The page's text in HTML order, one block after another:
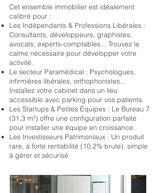
Cet ensemble immobilier est idéalement
calibré pour :
Les Indépendants & Professions Libérales :
Consultants, développeurs, graphistes,
avocats, experts-comptables... Trouvez le
calme nécessaire pour développer votre
activité.
Le secteur Paramédical : Psychologues,
infirmières libérales, orthophonistes...
Installez votre cabinet dans un lieu
accessible avec parking pour vos patients.
Les Startups & Petites Équipes : Le Bureau 7
(31,3 m²) offre une configuration parfaite
pour installer une équipe en croissance.
Les Investisseurs Patrimoniaux : Un produit
rare, à forte rentabilité (10,2% brute), simple
à gérer et sécurisé